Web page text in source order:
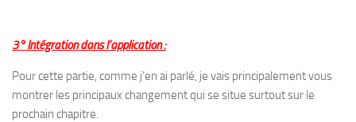
3° Intégration dans l’application :
Pour cette partie, comme j’en ai parlé, je vais principalement vous
montrer les principaux changement qui se situe surtout sur le
prochain chapitre.